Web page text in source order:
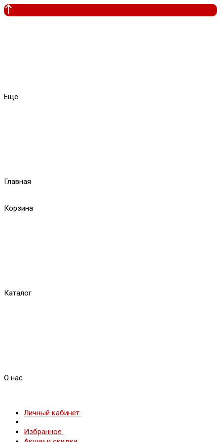
Еще
Главная
Корзина
Каталог
О нас
Личный кабинет
Избранное